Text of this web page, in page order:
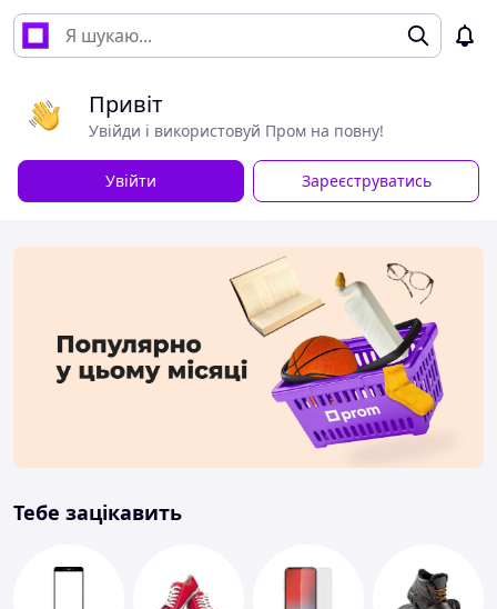
Привіт
Увійди і використовуй Пром на повну!
Увійти Зареєструватись
Тебе зацікавить